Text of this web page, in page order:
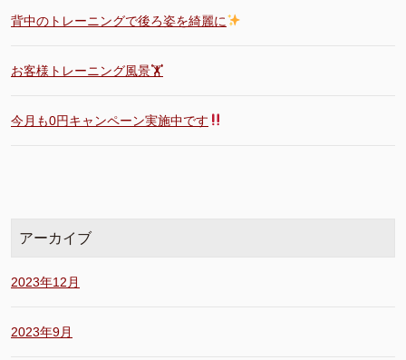
背中のトレーニングで後ろ姿を綺麗に
お客様トレーニング風景🏋️
今月も0円キャンペーン実施中です
アーカイブ
2023年12月
2023年9月